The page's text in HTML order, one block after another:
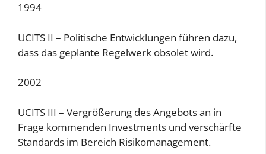
1994
UCITS II – Politische Entwicklungen führen dazu,
dass das geplante Regelwerk obsolet wird.
2002
UCITS III – Vergrößerung des Angebots an in
Frage kommenden Investments und verschärfte
Standards im Bereich Risikomanagement.